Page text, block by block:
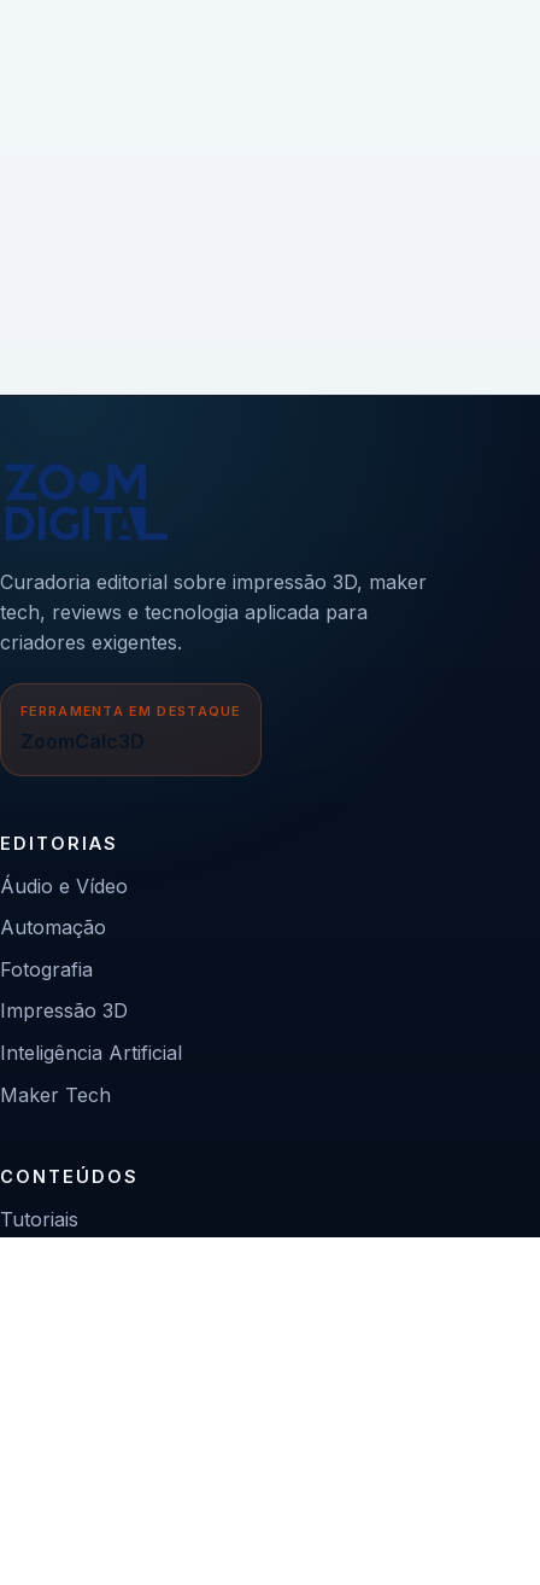
Curadoria editorial sobre impressão 3D, maker
tech, reviews e tecnologia aplicada para
criadores exigentes.
FERRAMENTA EM DESTAQUE
ZoomCalc3D
EDITORIAS
Áudio e Vídeo
Automação
Fotografia
Impressão 3D
Inteligência Artificial
Maker Tech
CONTEÚDOS
Tutoriais